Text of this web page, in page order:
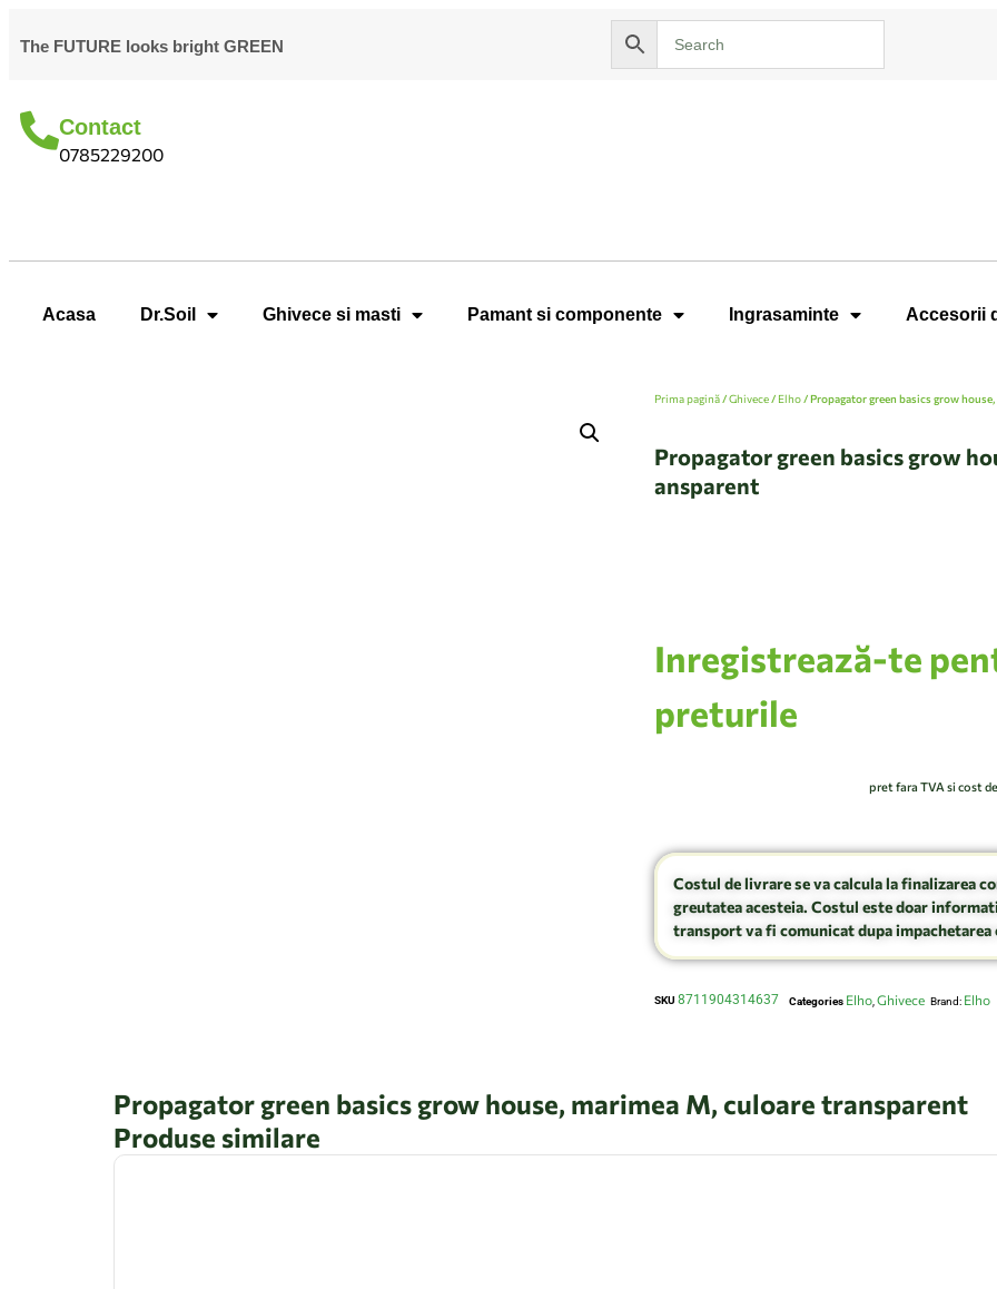
The FUTURE looks bright GREEN
Contact
0785229200
Acasa Dr.Soil Ghivece si masti Pamant si componente Ingrasaminte Accesorii
Prima pagină/Ghivece/ Elho/ Propagator green basics grow
Propagator green basics grow
ansparent
Inregistrează-te
preturile
pret fara TVA si cost
Costul de livrare se va calcula la finalizarea
greutatea acesteia. Costul este doar
transport va fi comunicat dupa impachetarea
SKU 8711904314637 Categories Elho Ghivece Brand: Elho
Propagator green basics grow house, marimea M, culoare transparent
Produse similare